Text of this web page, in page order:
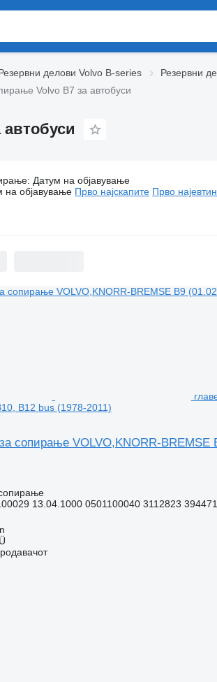
делови Volvo B-series Резервни
Volvo B7 за автобуси
вентили за сопирање Volvo B7 за
: Датум на објавување
на објавување Прво најскапите Прво
B12 bus (1978-2011)
сопирање VOLVO,KNORR-
13.04.1000 0501100040 3112823